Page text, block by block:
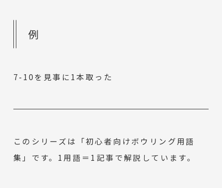
例
7-10を見事に1本取った
このシリーズは「初心者向けボウリング用語
集」です。1用語＝1記事で解説しています。